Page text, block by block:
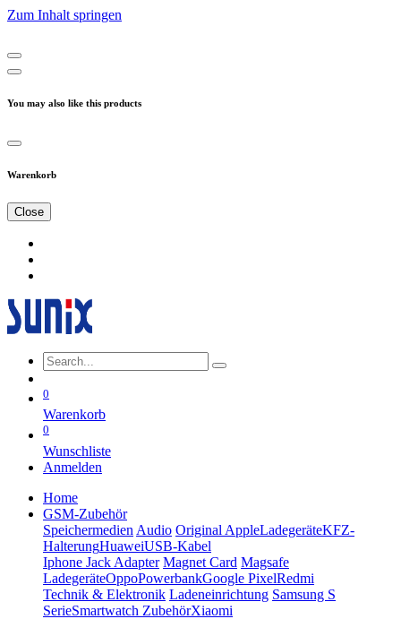
Zum Inhalt springen
You may also like this products
Warenkorb
Close
0
Warenkorb
0
Wunschliste
Anmelden
Home
GSM-Zubehör
Speichermedien Audio Original AppleLadegeräteKFZ-
HalterungHuaweiUSB-Kabel
Iphone Jack Adapter Magnet Card Magsafe
LadegeräteOppoPowerbankGoogle PixelRedmi
Technik & Elektronik Ladeneinrichtung Samsung S
SerieSmartwatch ZubehörXiaomi